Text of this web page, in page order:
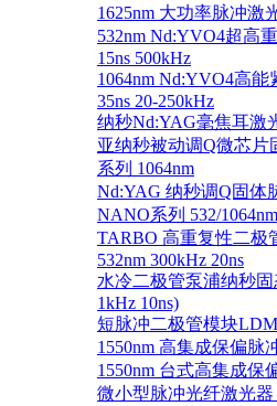
1625nm 大功率脉冲激
532nm Nd:YVO4超高
15ns 500kHz
1064nm Nd:YVO4高能
35ns 20-250kHz
纳秒Nd:YAG毫焦耳激
亚纳秒被动调Q微芯片
系列 1064nm
Nd:YAG 纳秒调Q固体
NANO系列 532/1064nm
TARBO 高重复性二极
532nm 300kHz 20ns
水冷二极管泵浦纳秒固
1kHz 10ns)
短脉冲二极管模块LDM
1550nm 高集成保偏脉
1550nm 台式高集成保
微小型脉冲光纤激光器